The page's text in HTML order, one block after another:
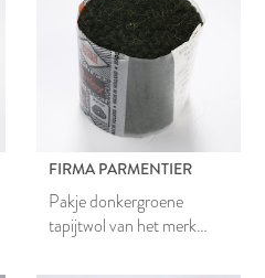
FIRMA PARMENTIER
Pakje donkergroene
tapijtwol van het merk